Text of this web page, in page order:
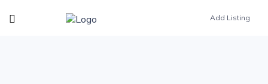
Add Listing